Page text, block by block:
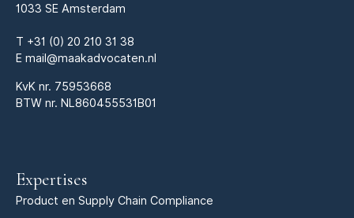
1033 SE Amsterdam
T +31 (0) 20 210 31 38
E mail@maakadvocaten.nl
KvK nr. 75953668
BTW nr. NL860455531B01
Expertises
Product en Supply Chain Compliance